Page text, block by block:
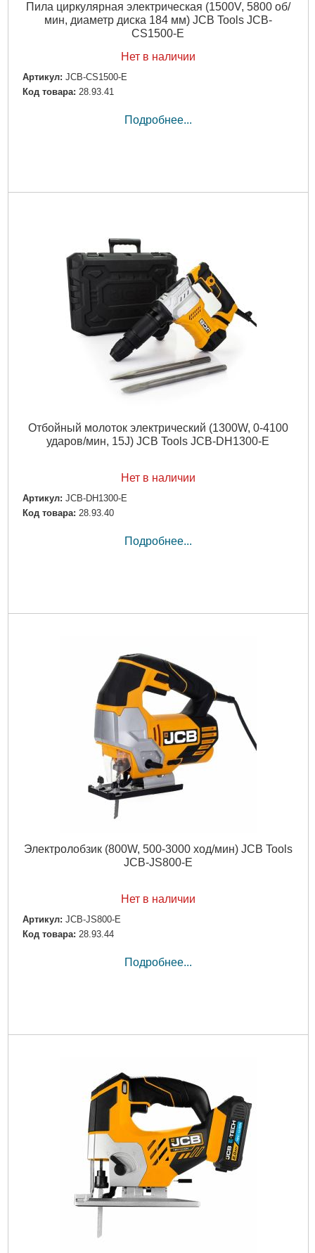
Пила циркулярная электрическая (1500V, 5800 об/
мин, диаметр диска 184 мм) JCB Tools JCB-
CS1500-E
Нет в наличии
Артикул: JCB-CS1500-E
Код товара: 28.93.41
Подробнее...
Отбойный молоток электрический (1300W, 0-4100
ударов/мин, 15J) JCB Tools JCB-DH1300-E
Нет в наличии
Артикул: JCB-DH1300-E
Код товара: 28.93.40
Подробнее...
Электролобзик (800W, 500-3000 ход/мин) JCB Tools
JCB-JS800-E
Нет в наличии
Артикул: JCB-JS800-E
Код товара: 28.93.44
Подробнее...